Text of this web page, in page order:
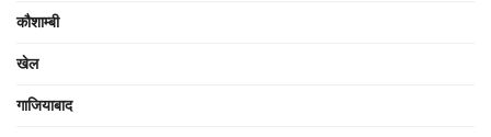
कौशाम्बी
खेल
गाजियाबाद